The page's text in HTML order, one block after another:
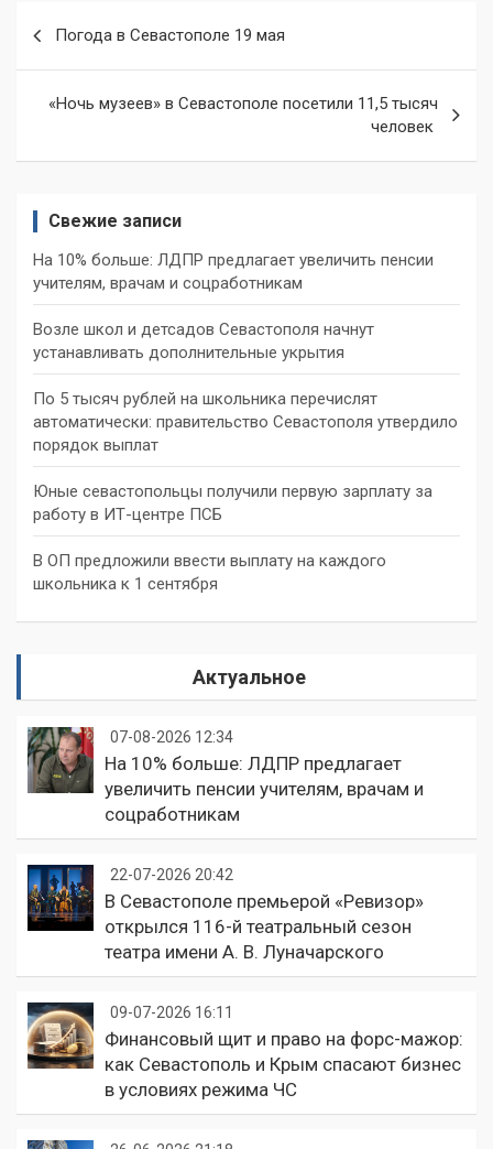
записям
Погода в Севастополе 19 мая
«Ночь музеев» в Севастополе посетили 11,5 тысяч
человек
Свежие записи
На 10% больше: ЛДПР предлагает увеличить пенсии
учителям, врачам и соцработникам
Возле школ и детсадов Севастополя начнут
устанавливать дополнительные укрытия
По 5 тысяч рублей на школьника перечислят
автоматически: правительство Севастополя утвердило
порядок выплат
Юные севастопольцы получили первую зарплату за
работу в ИТ-центре ПСБ
В ОП предложили ввести выплату на каждого
школьника к 1 сентября
Актуальное
07-08-2026 12:34
На 10% больше: ЛДПР предлагает
увеличить пенсии учителям, врачам и
соцработникам
22-07-2026 20:42
В Севастополе премьерой «Ревизор»
открылся 116-й театральный сезон
театра имени А. В. Луначарского
09-07-2026 16:11
Финансовый щит и право на форс-мажор:
как Севастополь и Крым спасают бизнес
в условиях режима ЧС